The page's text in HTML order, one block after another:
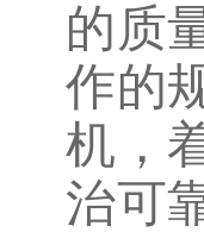
的质
作的
机，
治可